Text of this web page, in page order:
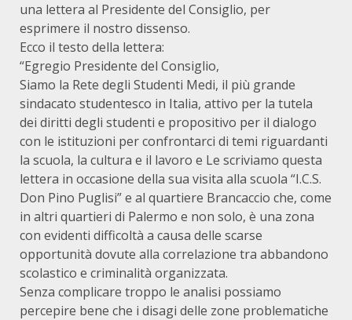
una lettera al Presidente del Consiglio, per
esprimere il nostro dissenso.
Ecco il testo della lettera:
“Egregio Presidente del Consiglio,
Siamo la Rete degli Studenti Medi, il più grande
sindacato studentesco in Italia, attivo per la tutela
dei diritti degli studenti e propositivo per il dialogo
con le istituzioni per confrontarci di temi riguardanti
la scuola, la cultura e il lavoro e Le scriviamo questa
lettera in occasione della sua visita alla scuola “I.C.S.
Don Pino Puglisi” e al quartiere Brancaccio che, come
in altri quartieri di Palermo e non solo, è una zona
con evidenti difficoltà a causa delle scarse
opportunità dovute alla correlazione tra abbandono
scolastico e criminalità organizzata.
Senza complicare troppo le analisi possiamo
percepire bene che i disagi delle zone problematiche